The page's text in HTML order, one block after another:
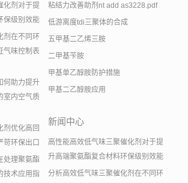
化剂对于提
保级别效能
剂在不同环
气味控制表
何助力提升
室内空气质
剂优化高回
苛环保出口
处理聚氨酯
技术应用指
粘结力改善助剂nt add as3228.pdf
低游离度tdi三聚体的合成
五甲基二乙烯三胺
二甲基苄胺
甲基单乙醇胺防护措施
甲基二乙醇胺应用
新闻中心
高性能高效低气味三聚催化剂对于提
升高端聚氨酯复合材料环保级别效能
分析高效低气味三聚催化剂在不同环